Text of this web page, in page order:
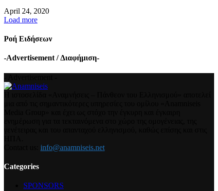
April 24, 2020
Load more
Ροή Ειδήσεων
-Advertisement / Διαφήμιση-
info@anamniseis.net
Categories
SPONSORS